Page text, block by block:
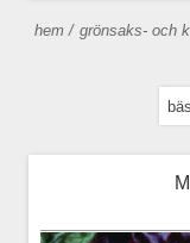
hem / grönsaks- och